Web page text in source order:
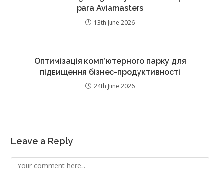
para Aviamasters
13th June 2026
Оптимізація комп’ютерного парку для
підвищення бізнес-продуктивності
24th June 2026
Leave a Reply